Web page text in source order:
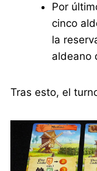
Por
cinco
la
aldeano
Tras esto, el